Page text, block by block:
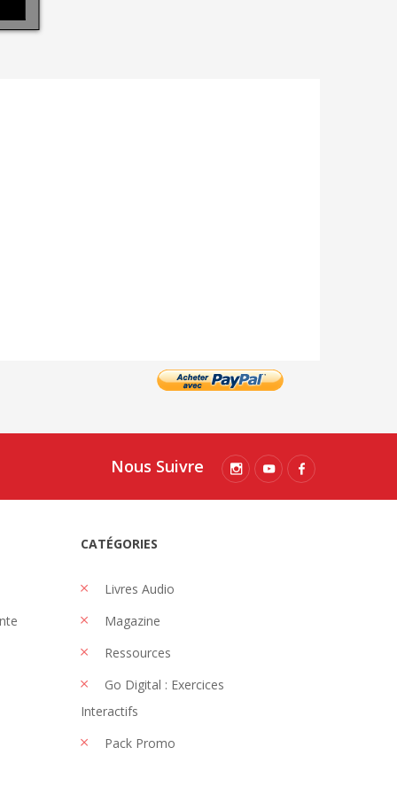
Nous Suivre
CATÉGORIES
Livres Audio
Magazine
Ressources
Go Digital : Exercices
Interactifs
Pack Promo